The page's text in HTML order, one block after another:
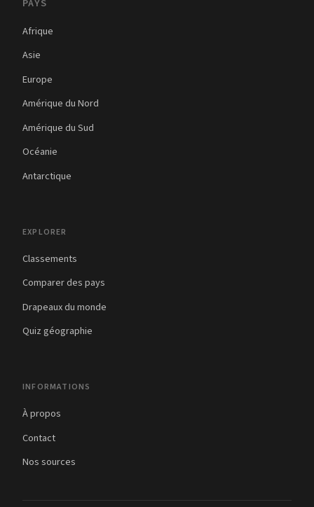
Afrique
Asie
Europe
Amérique du Nord
Amérique du Sud
Océanie
Antarctique
EXPLORER
Classements
Comparer des pays
Drapeaux du monde
Quiz géographie
INFORMATIONS
À propos
Contact
Nos sources